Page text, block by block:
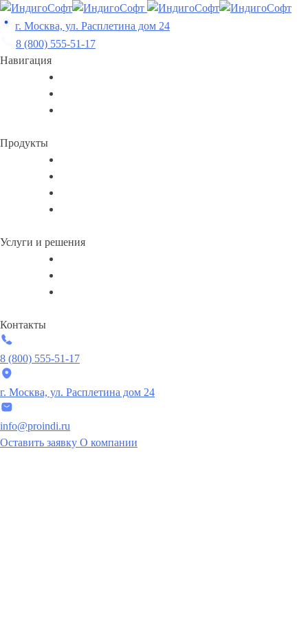
Skip
to
content
г. Москва, ул. Расплетина дом 24
8 (800) 555-51-17
Навигация
Продукты
Услуги и решения
Контакты
8 (800) 555-51-17
г. Москва, ул. Расплетина дом 24
info@proindi.ru
Оставить заявку О компании